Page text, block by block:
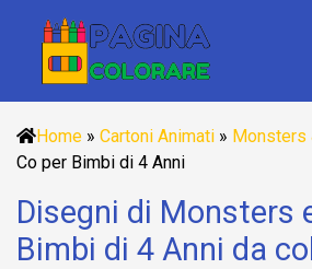
Home » Cartoni Animati » Monsters
Co per Bimbi di 4 Anni
Disegni di Monsters
Bimbi di 4 Anni da